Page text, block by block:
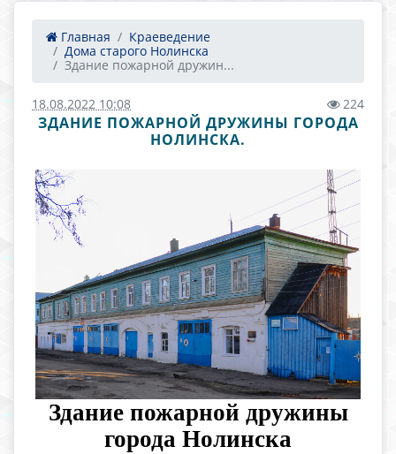
Главная
Краеведение
Дома старого Нолинска
Здание пожарной дружин...
18.08.2022 10:08 224
ЗДАНИЕ ПОЖАРНОЙ ДРУЖИНЫ ГОРОДА
НОЛИНСКА.
Здание пожарной дружины
города Нолинска